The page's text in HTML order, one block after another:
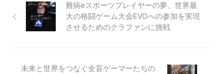
難病eスポーツプレイヤーの夢、世界最
大の格闘ゲーム大会EVOへの参加を実現
させるためのクラファンに挑戦
未来と世界をつなぐ全盲ゲーマーたちの